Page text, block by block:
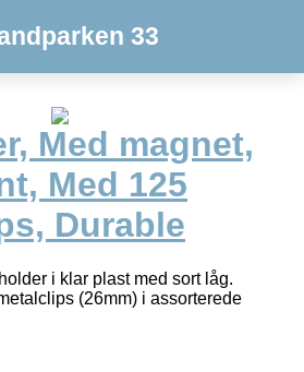
33
Med magnet,
Med 125
Durable
i klar plast med sort låg.
(26mm) i assorterede